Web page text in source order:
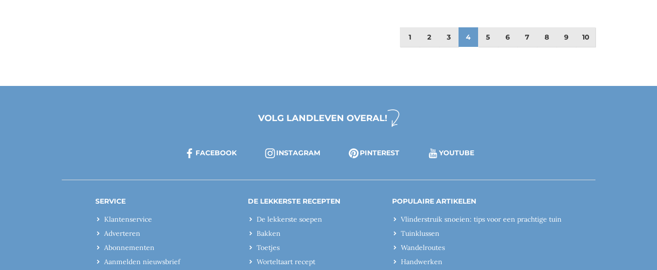
1 2 3 4 5 6 7 8 9 10
VOLG LANDLEVEN OVERAL!
FACEBOOK INSTAGRAM PINTEREST YOUTUBE
SERVICE
Klantenservice
Adverteren
Abonnementen
Aanmelden nieuwsbrief
DE LEKKERSTE RECEPTEN
De lekkerste soepen
Bakken
Toetjes
Worteltaart recept
POPULAIRE ARTIKELEN
Vlinderstruik snoeien: tips voor een prachtige tuin
Tuinklussen
Wandelroutes
Handwerken